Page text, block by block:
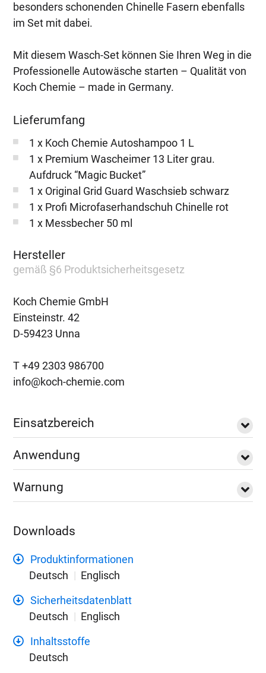
besonders schonenden Chinelle Fasern ebenfalls
im Set mit dabei.
Mit diesem Wasch-Set können Sie Ihren Weg in die
Professionelle Autowäsche starten – Qualität von
Koch Chemie – made in Germany.
Lieferumfang
1 x Koch Chemie Autoshampoo 1 L
1 x Premium Wascheimer 13 Liter grau.
Aufdruck “Magic Bucket”
1 x Original Grid Guard Waschsieb schwarz
1 x Profi Microfaserhandschuh Chinelle rot
1 x Messbecher 50 ml
Hersteller
gemäß §6 Produktsicherheitsgesetz
Koch Chemie GmbH
Einsteinstr. 42
D-59423 Unna
T +49 2303 986700
info@koch-chemie.com
Einsatzbereich
Anwendung
Warnung
Downloads
Produktinformationen
Deutsch
Englisch
Sicherheitsdatenblatt
Deutsch
Englisch
Inhaltsstoffe
Deutsch